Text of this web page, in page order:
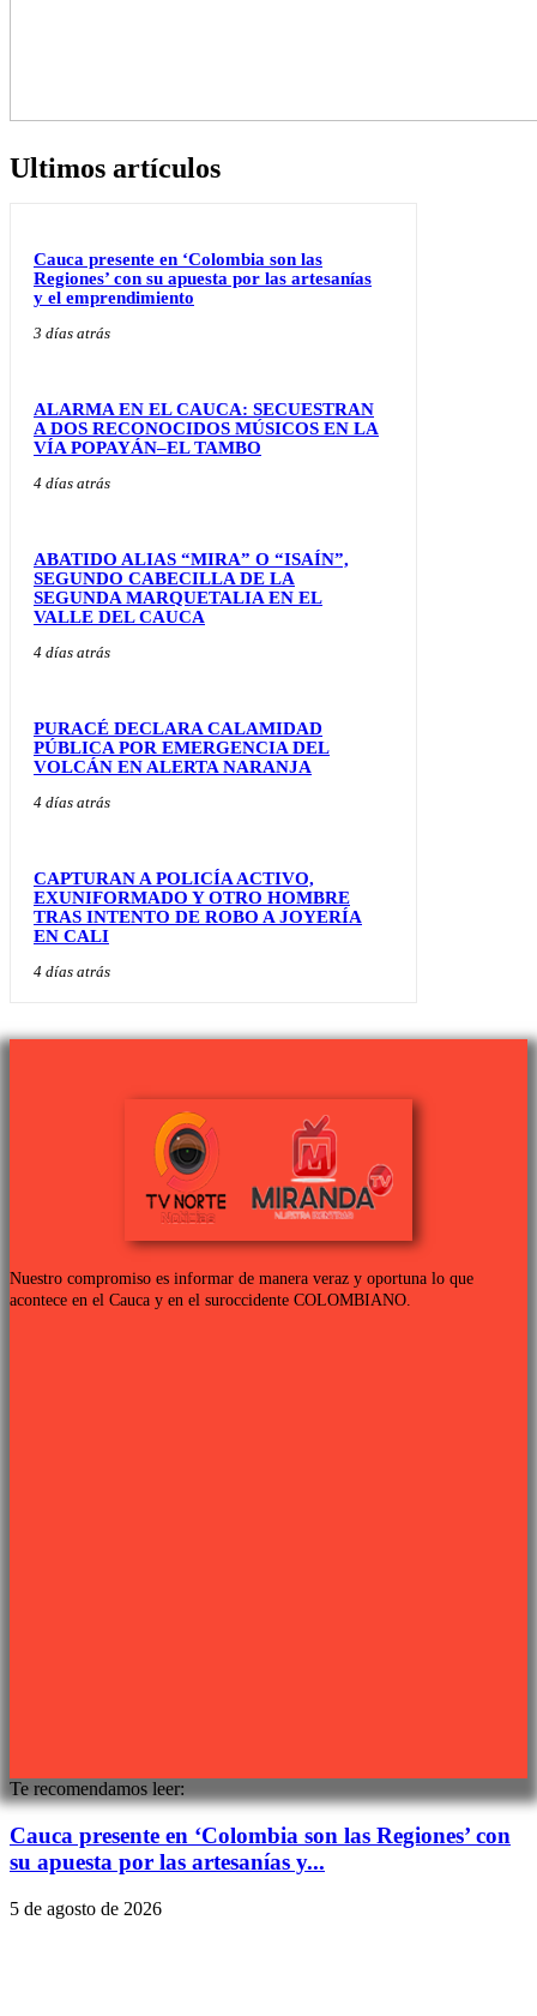
Ultimos artículos
Cauca presente en ‘Colombia son las
Regiones’ con su apuesta por las artesanías
y el emprendimiento
3 días atrás
ALARMA EN EL CAUCA: SECUESTRAN
A DOS RECONOCIDOS MÚSICOS EN LA
VÍA POPAYÁN–EL TAMBO
4 días atrás
ABATIDO ALIAS “MIRA” O “ISAÍN”,
SEGUNDO CABECILLA DE LA
SEGUNDA MARQUETALIA EN EL
VALLE DEL CAUCA
4 días atrás
PURACÉ DECLARA CALAMIDAD
PÚBLICA POR EMERGENCIA DEL
VOLCÁN EN ALERTA NARANJA
4 días atrás
CAPTURAN A POLICÍA ACTIVO,
EXUNIFORMADO Y OTRO HOMBRE
TRAS INTENTO DE ROBO A JOYERÍA
EN CALI
4 días atrás
Nuestro compromiso es informar de manera veraz y oportuna lo que
acontece en el Cauca y en el suroccidente COLOMBIANO.
Te recomendamos leer:
Cauca presente en ‘Colombia son las Regiones’ con
su apuesta por las artesanías y...
5 de agosto de 2026